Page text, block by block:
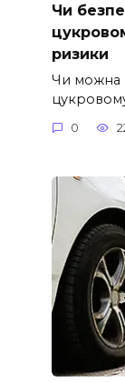
Чи
ризики
Чи можна
цукровому
0